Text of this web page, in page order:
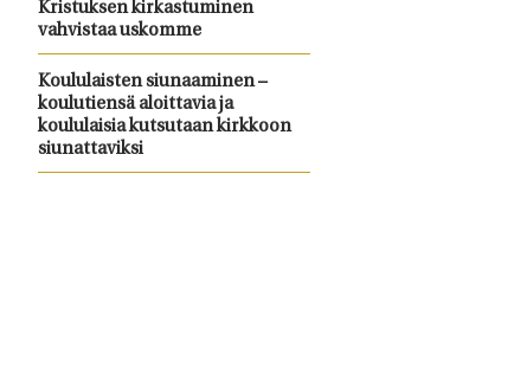
Kristuksen kirkastuminen
vahvistaa uskomme
Koululaisten siunaaminen –
koulutiensä aloittavia ja
koululaisia kutsutaan kirkkoon
siunattaviksi